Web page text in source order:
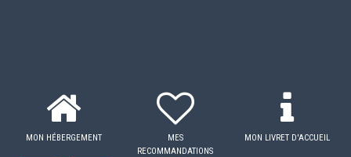
MON HÉBERGEMENT
MES
RECOMMANDATIONS
MON LIVRET D'ACCUEIL